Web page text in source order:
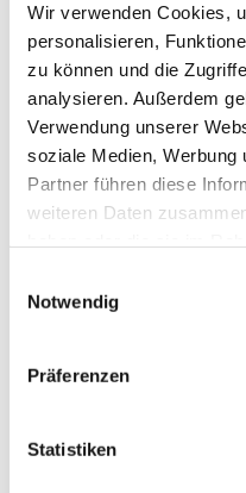
Wir verwenden Cookies,
personalisieren,
zu können und die
analysieren. Außerdem
Verwendung unserer
soziale Medien, Werbung
Partner führen diese
weiteren Daten
Notwendig
Präferenzen
StatistikenDies